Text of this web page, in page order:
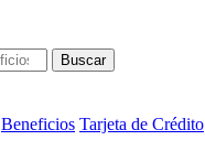
Buscar
Beneficios Tarjeta de Crédito